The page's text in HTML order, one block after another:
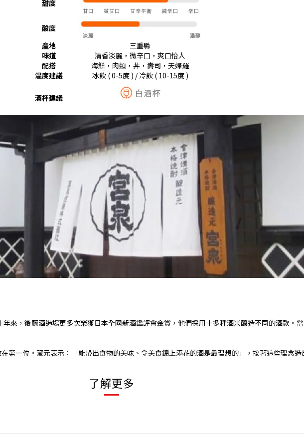
甜度
酸度
產地
三重縣
味道
清香淡麗，微辛口，爽口怡人
配搭
海鮮，肉類，丼，壽司，天婦羅
温度建議
冰飲 ( 0-5度 ) / 冷飲 ( 10-15度 )
酒杯建議
來，後藤酒造場更多次榮獲日本全國新酒鑑評會金賞，他們採用十多種酒米釀造不同的酒款。
第一位。藏元表示：「能帶出食物的美味、令美食錦上添花的酒是最理想的」，按著這些理念造
了解更多